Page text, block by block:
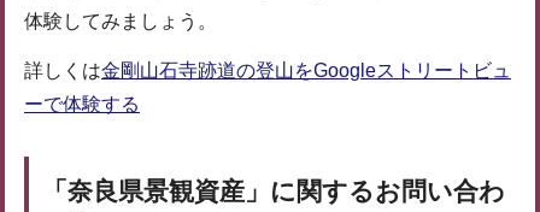
体験してみましょう。
詳しくは金剛山石寺跡道の登山をGoogleストリートビュ
ーで体験する
「奈良県景観資産」に関するお問い合わ